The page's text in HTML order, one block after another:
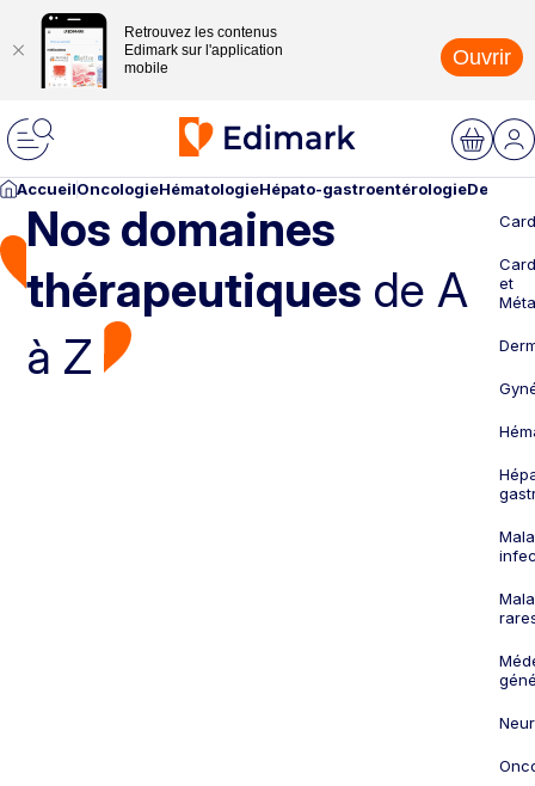
Retrouvez les contenus
Edimark sur l'application
mobile
Ouvrir
AccueilOncologieHématologieHépato-gastroentérologie
Nos domaines
thérapeutiques de A
à Z
et